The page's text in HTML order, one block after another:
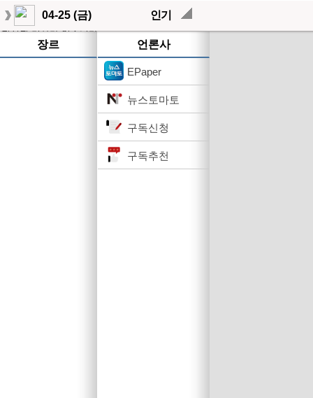
04-25 (금) 인기
장르 언론사
EPaper
뉴스토마토
구독신청
구독추천
작성된 기사가 없습니다.